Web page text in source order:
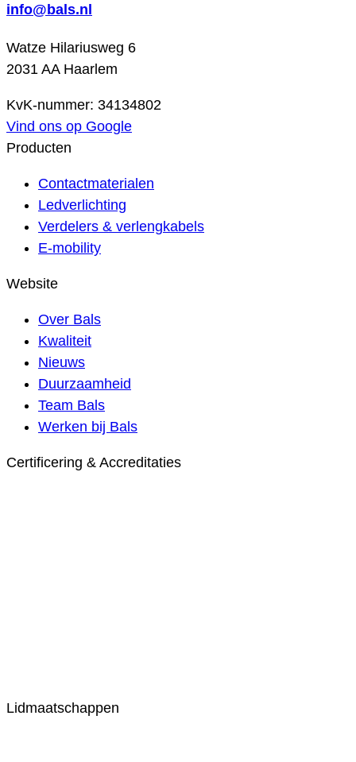
info@bals.nl
Watze Hilariusweg 6
2031 AA Haarlem
KvK-nummer: 34134802
Vind ons op Google
Producten
Contactmaterialen
Ledverlichting
Verdelers & verlengkabels
E-mobility
Website
Over Bals
Kwaliteit
Nieuws
Duurzaamheid
Team Bals
Werken bij Bals
Certificering & Accreditaties
Lidmaatschappen